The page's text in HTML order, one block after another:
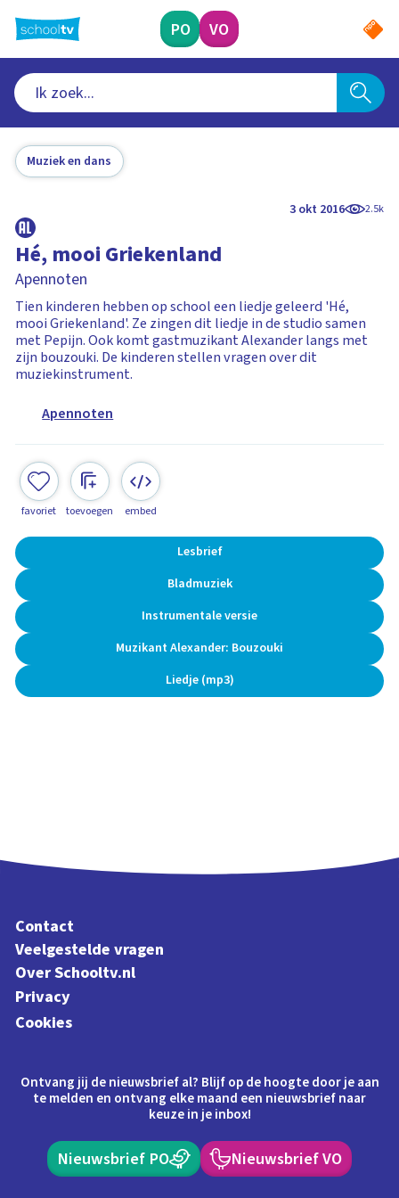
naar
hoofdinhoud
PO VO
Muziek en dans
3 okt 2016 2.5k
Hé, mooi Griekenland
Apennoten
Tien kinderen hebben op school een liedje geleerd 'Hé,
mooi Griekenland'. Ze zingen dit liedje in de studio samen
met Pepijn. Ook komt gastmuzikant Alexander langs met
zijn bouzouki. De kinderen stellen vragen over dit
muziekinstrument.
Apennoten
favoriet toevoegen embed
Lesbrief
Bladmuziek
Instrumentale versie
Muzikant Alexander: Bouzouki
Liedje (mp3)
Contact
Veelgestelde vragen
Over Schooltv.nl
Privacy
Cookies
Ontvang jij de nieuwsbrief al? Blijf op de hoogte door je aan
te melden en ontvang elke maand een nieuwsbrief naar
keuze in je inbox!
Nieuwsbrief PO Nieuwsbrief VO